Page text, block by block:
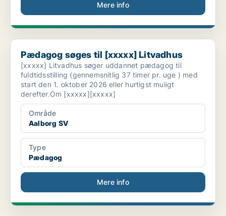
Mere info
Pædagog søges til [xxxxx] Litvadhus
Pædagog søges til [xxxxx] Litvadhus
[xxxxx] Litvadhus søger uddannet pædagog til
fuldtidsstilling (gennemsnitlig 37 timer pr. uge ) med
start den 1. oktober 2026 eller hurtigst muligt
derefter.Om [xxxxx][xxxxx]
Område
Aalborg SV
Type
Pædagog
Mere info